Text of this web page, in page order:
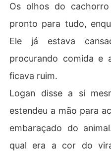
Os olhos do
pronto para tudo,
Ele já estava
procurando comida e
ficava ruim.
Logan disse a si
estendeu a mão para
embaraçado do
qual era a cor do